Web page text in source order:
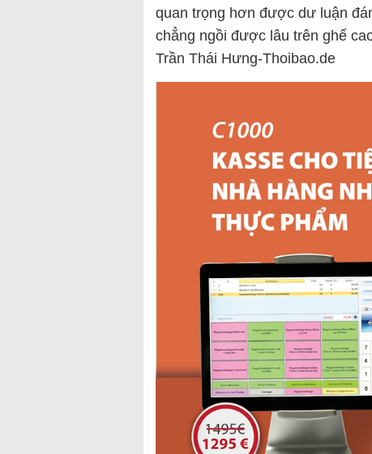
quan trọng hơn được dư luận
chẳng ngồi được lâu trên ghế
Trần Thái Hưng-Thoibao.de